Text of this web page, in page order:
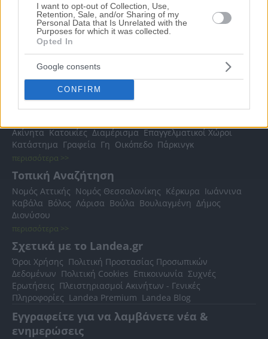
I want to opt-out of Collection, Use,
Retention, Sale, and/or Sharing of my
Personal Data that Is Unrelated with the
Purposes for which it was collected.
Opted In
Google consents
CONFIRM
Ακίνητα Κατοικίες Διαμέρισμα Επαγγελματικοί Χώροι
Κατάστημα Γραφεία Γη Οικόπεδο Πάρκινγκ
περισσότερα >>
Τοπική Αναζήτηση
Νομός Αττικής Νομός Θεσσαλονίκης Κέρκυρα Ιωάννινα
Καβάλα Βόλος Λάρισα Βούλα Βουλιαγμένη Δήμος
Διονύσου
περισσότερα >>
Σχετικά με το Landea.gr
Όροι Χρήσης Πολιτική Προστασίας Προσωπικών
Δεδομένων Πολιτική Cookies Επικοινωνία Συχνές
Ερωτήσεις Πλειστηριασμοί Ακινήτων - Γενικές
Πληροφορίες Landea Premium Landea Blog
Εγγραφείτε για να λαμβάνετε νέα &
ενημερώσεις